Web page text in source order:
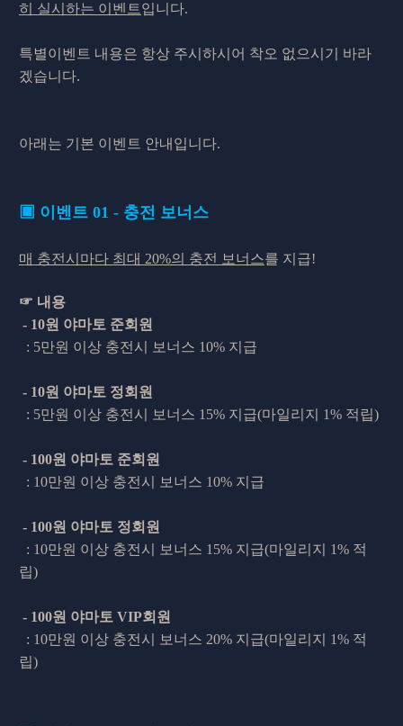
히 실시하는 이벤트 입니다.
특별이벤트 내용은 항상 주시하시어 착오 없으시기 바라
겠습니다.
아래는 기본 이벤트 안내입니다.
▣ 이벤트 01 - 충전 보너스
매 충전시마다 최대 20%의 충전 보너스를 지급!
☞ 내용
- 10원 야마토 준회원
: 5만원 이상 충전시 보너스 10% 지급
- 10원 야마토 정회원
: 5만원 이상 충전시 보너스 15% 지급(마일리지 1% 적립)
- 100원 야마토 준회원
: 10만원 이상 충전시 보너스 10% 지급
- 100원 야마토 정회원
: 10만원 이상 충전시 보너스 15% 지급(마일리지 1% 적
립)
- 100원 야마토 VIP회원
: 10만원 이상 충전시 보너스 20% 지급(마일리지 1% 적
립)